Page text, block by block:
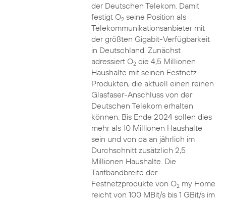
der Deutschen Telekom. Damit
festigt O2seine Position als
Telekommunikationsanbieter mit
der größten Gigabit-Verfügbarkeit
in Deutschland. Zunächst
adressiert O2die 4,5 Millionen
Haushalte mit seinen Festnetz-
Produkten, die aktuell einen reinen
Glasfaser-Anschluss von der
Deutschen Telekom erhalten
können. Bis Ende 2024 sollen dies
mehr als 10 Millionen Haushalte
sein und von da an jährlich im
Durchschnitt zusätzlich 2,5
Millionen Haushalte. Die
Tarifbandbreite der
Festnetzprodukte von O2my Home
reicht von 100 MBit/s bis 1 GBit/s im